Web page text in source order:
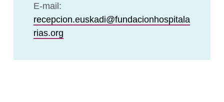
E-mail:
recepcion.euskadi@fundacionhospitala
rias.org